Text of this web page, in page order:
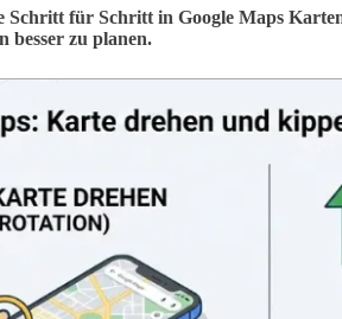
Schritt für Schritt in Google Maps
besser zu planen.